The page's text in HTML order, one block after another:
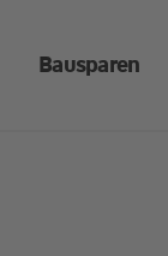
Bausparen